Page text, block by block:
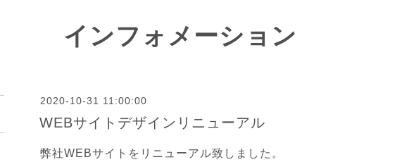
インフォメーション
2020-10-31 11:00:00
WEBサイトデザインリニューアル
弊社WEBサイトをリニューアル致しました。